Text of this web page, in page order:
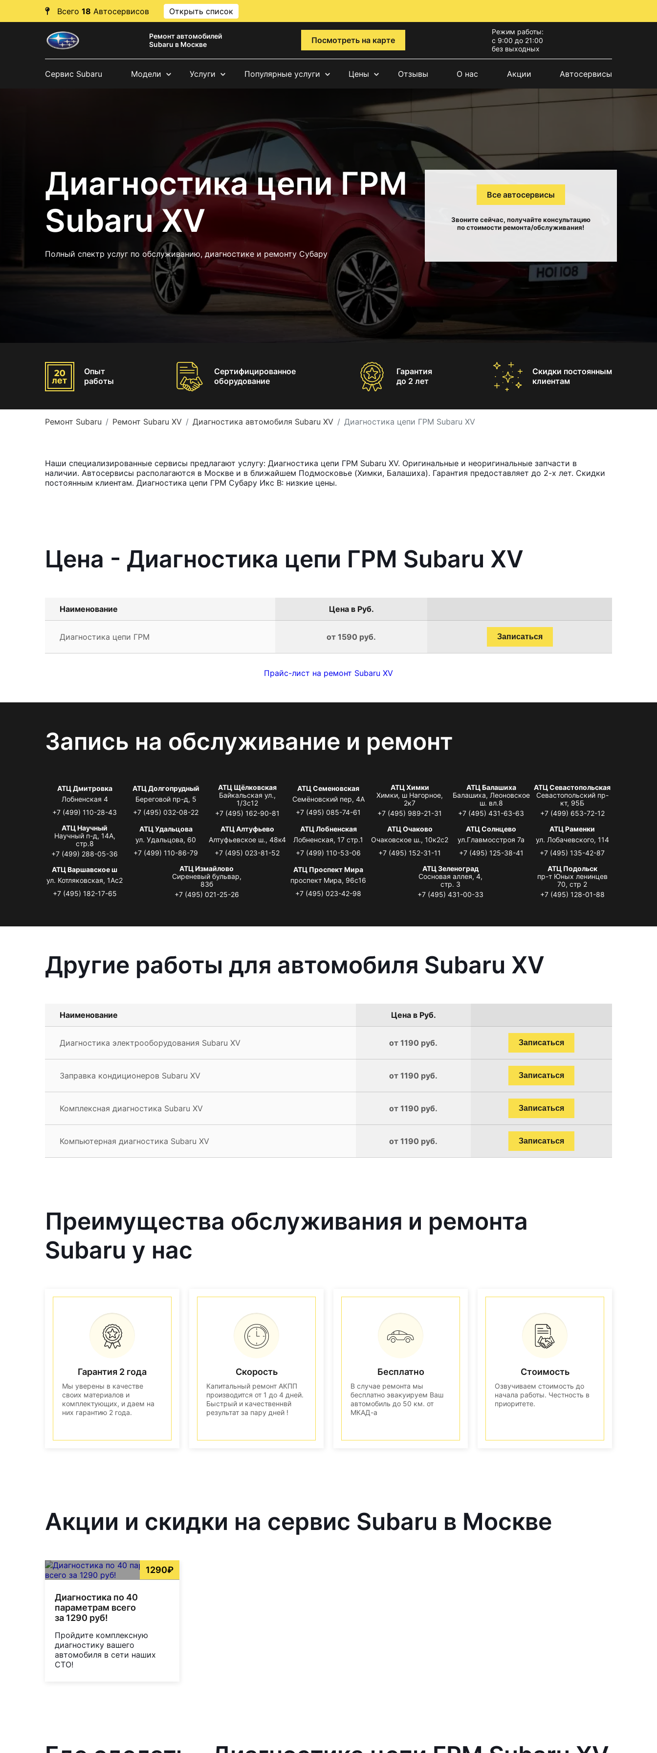
Всего 18 Автосервисов Открыть список
Ремонт автомобилей
Subaru в Москве
Посмотреть на карте
Режим работы:
с 9:00 до 21:00
без выходных
Сервис Subaru Модели Услуги Популярные услуги Цены Отзывы О нас Акции Автосервисы
Диагностика цепи ГРМ
Subaru XV
Полный спектр услуг по обслуживанию, диагностике и ремонту Субару
Все автосервисы
Звоните сейчас, получайте консультацию
по стоимости ремонта/обслуживания!
Опыт
работы
Сертифицированное
оборудование
Гарантия
до 2 лет
Скидки постоянным
клиентам
Ремонт Subaru Ремонт Subaru XV Диагностика автомобиля Subaru XV Диагностика цепи ГРМ Subaru XV
Наши специализированные сервисы предлагают услугу: Диагностика цепи ГРМ Subaru XV. Оригинальные и неоригинальные запчасти в
наличии. Автосервисы располагаются в Москве и в ближайшем Подмосковье (Химки, Балашиха). Гарантия предоставляет до 2-х лет. Скидки
постоянным клиентам. Диагностика цепи ГРМ Субару Икс В: низкие цены.
Цена - Диагностика цепи ГРМ Subaru XV
Наименование Цена в Руб.
Диагностика цепи ГРМ от 1590 руб. Записаться
Прайс-лист на ремонт Subaru XV
Запись на обслуживание и ремонт
АТЦ Дмитровка
Лобненская 4
+7 (499) 110-28-43
АТЦ Долгопрудный
Береговой пр-д, 5
+7 (495) 032-08-22
АТЦ Щёлковская
Байкальская ул.,
1/3с12
+7 (495) 162-90-81
АТЦ Семеновская
Семёновский пер, 4А
+7 (495) 085-74-61
АТЦ Химки
Химки, ш Нагорное,
2к7
+7 (495) 989-21-31
АТЦ Балашиха
Балашиха, Леоновское
ш. вл.8
+7 (495) 431-63-63
АТЦ Севастопольская
Севастопольский пр-
кт, 95Б
+7 (499) 653-72-12
АТЦ Научный
Научный п-д, 14А,
стр.8
+7 (499) 288-05-36
АТЦ Удальцова
ул. Удальцова, 60
+7 (499) 110-86-79
АТЦ Алтуфьево
Алтуфьевское ш., 48к4
+7 (495) 023-81-52
АТЦ Лобненская
Лобненская, 17 стр.1
+7 (499) 110-53-06
АТЦ Очаково
Очаковское ш., 10к2с2
+7 (495) 152-31-11
АТЦ Солнцево
ул.Главмосстроя 7а
+7 (495) 125-38-41
АТЦ Раменки
ул. Лобачевского, 114
+7 (495) 135-42-87
АТЦ Варшавское ш
ул. Котляковская, 1Ас2
+7 (495) 182-17-65
АТЦ Измайлово
Сиреневый бульвар,
83б
+7 (495) 021-25-26
АТЦ Проспект Мира
проспект Мира, 96с16
+7 (495) 023-42-98
АТЦ Зеленоград
Сосновая аллея, 4,
стр. 3
+7 (495) 431-00-33
АТЦ Подольск
пр-т Юных ленинцев
70, стр 2
+7 (495) 128-01-88
Другие работы для автомобиля Subaru XV
Наименование Цена в Руб.
Диагностика электрооборудования Subaru XV от 1190 руб. Записаться
Заправка кондиционеров Subaru XV от 1190 руб. Записаться
Комплексная диагностика Subaru XV от 1190 руб. Записаться
Компьютерная диагностика Subaru XV от 1190 руб. Записаться
Преимущества обслуживания и ремонта
Subaru у нас
Гарантия 2 года
Мы уверены в качестве
своих материалов и
комплектующих, и даем на
них гарантию 2 года.
Скорость
Капитальный ремонт АКПП
производится от 1 до 4 дней.
Быстрый и качественнвй
результат за пару дней !
Бесплатно
В случае ремонта мы
бесплатно эвакуируем Ваш
автомобиль до 50 км. от
МКАД-а
Стоимость
Озвучиваем стоимость до
начала работы. Честность в
приоритете.
Акции и скидки на сервис Subaru в Москве
1290₽
Диагностика по 40
параметрам всего
за 1290 руб!
Пройдите комплексную
диагностику вашего
автомобиля в сети наших
СТО!